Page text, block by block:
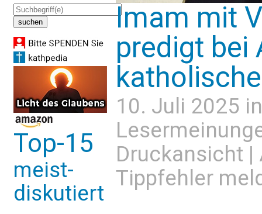
Top-15
meist-
diskutiert
Imam mit
predigt bei
10. Juli 2025
Druckansicht |
Tippfehler